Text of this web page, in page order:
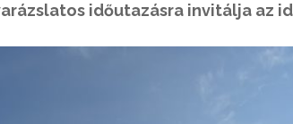
időutazásra invitálja az